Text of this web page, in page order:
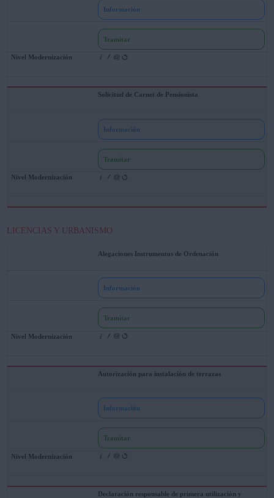
Información
Tramitar
Solicitud de Carnet de Pensionista
Información
Tramitar
LICENCIAS Y URBANISMO
Alegaciones Instrumentos de Ordenación
Información
Tramitar
Autorización para instalación de terrazas
Información
Tramitar
Declaración responsable de primera utilización y